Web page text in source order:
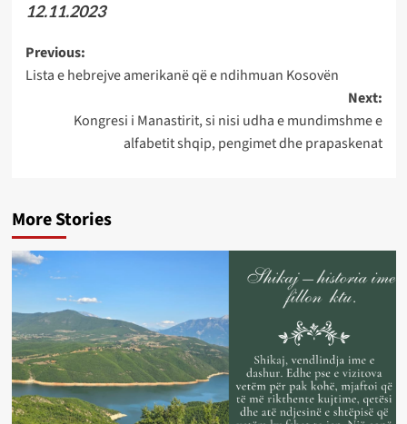
12.11.2023
Post
navigation
Previous:
Lista e hebrejve amerikanë që e ndihmuan Kosovën
Next:
Kongresi i Manastirit, si nisi udha e mundimshme e
alfabetit shqip, pengimet dhe prapaskenat
More Stories